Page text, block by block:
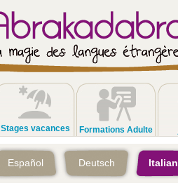
Stages vacances Formations Adulte
Español Deutsch